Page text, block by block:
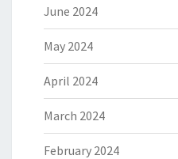
June 2024
May 2024
April 2024
March 2024
February 2024